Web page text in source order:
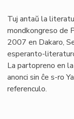
Tuj antaŭ la
mondkongreso de
2007 en Dakaro,
esperanto-
La partopreno en
anonci sin ĉe s-ro
referenculo.